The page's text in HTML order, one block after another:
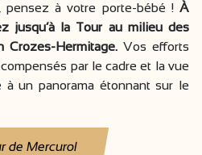
pensez à votre porte-bébé !À
jusqu’à la Tour au milieu des
Crozes-Hermitage. Vos efforts
par le cadre et la vue
un panorama étonnant sur le
de Mercurol